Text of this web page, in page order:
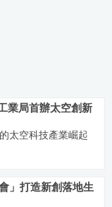
業局首辦太空創新
太空科技產業崛起
」打造新創落地生